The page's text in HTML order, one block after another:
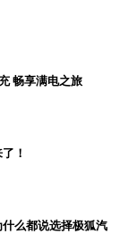
畅享满电之旅
！
么都说选择极狐汽